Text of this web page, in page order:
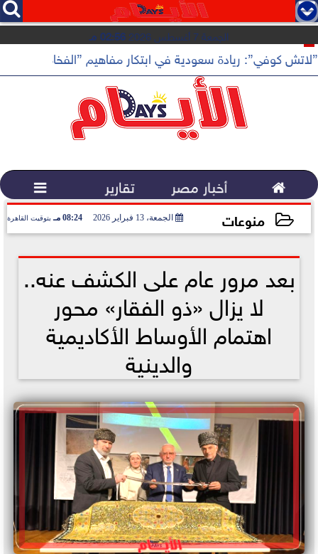
   
الجمعة 7 أغسطس 2026 02:56 مـ
”لاتش كوفي”: ريادة سعودية في ابتكار مفاهيم ”الفخامة
 أخبار مصر تقارير 
منوعات الجمعة، 13 فبراير 2026 08:24 مـ بتوقيت القاهرة
بعد مرور عام على الكشف عنه..
لا يزال «ذو الفقار» محور
اهتمام الأوساط الأكاديمية
والدينية